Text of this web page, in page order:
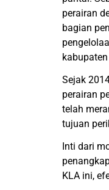
perairan
bagian
Sejak
perairan
telah
tujuan
Inti dari
KLA ini,